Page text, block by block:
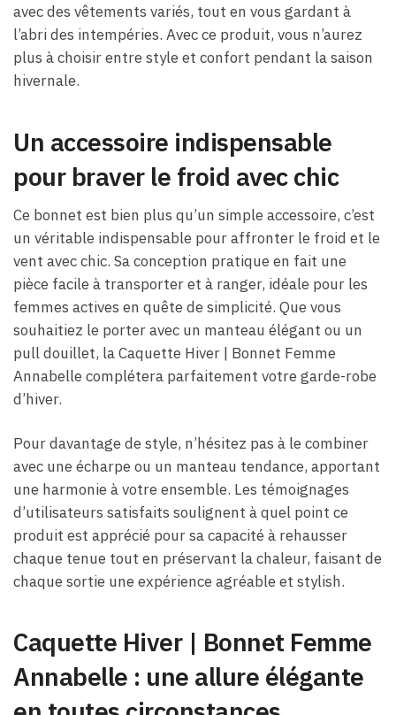
avec des vêtements variés, tout en vous gardant à
l’abri des intempéries. Avec ce produit, vous n’aurez
plus à choisir entre style et confort pendant la saison
hivernale.
Un accessoire indispensable
pour braver le froid avec chic
Ce bonnet est bien plus qu’un simple accessoire, c’est
un véritable indispensable pour affronter le froid et le
vent avec chic. Sa conception pratique en fait une
pièce facile à transporter et à ranger, idéale pour les
femmes actives en quête de simplicité. Que vous
souhaitiez le porter avec un manteau élégant ou un
pull douillet, la Caquette Hiver | Bonnet Femme
Annabelle complétera parfaitement votre garde-robe
d’hiver.
Pour davantage de style, n’hésitez pas à le combiner
avec une écharpe ou un manteau tendance, apportant
une harmonie à votre ensemble. Les témoignages
d’utilisateurs satisfaits soulignent à quel point ce
produit est apprécié pour sa capacité à rehausser
chaque tenue tout en préservant la chaleur, faisant de
chaque sortie une expérience agréable et stylish.
Caquette Hiver | Bonnet Femme
Annabelle : une allure élégante